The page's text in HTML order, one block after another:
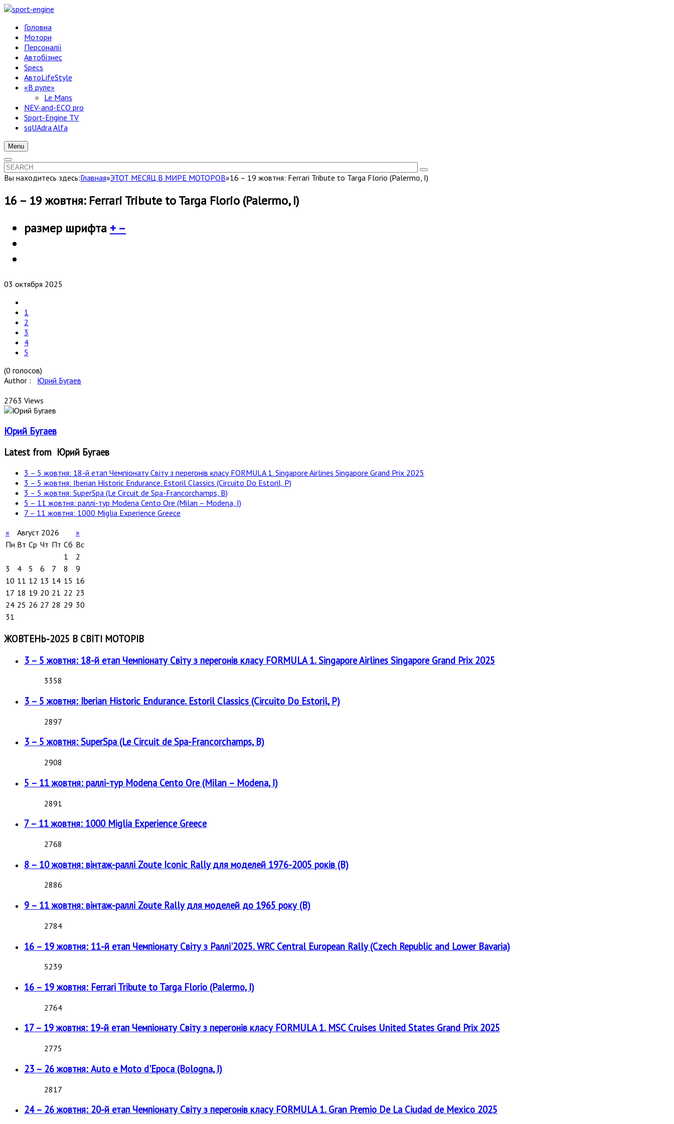
Головна
Мотори
Персоналії
Автобізнес
Specs
АвтоLifeStyle
«В руле»
Le Mans
NEV-and-ECO pro
Sport-Engine TV
sqUAdra Alfa
Menu
Вы находитесь здесь:Главная»ЭТОТ МЕСЯЦ В МИРЕ МОТОРОВ»16 – 19 жовтня: Ferrari Tribute to Targa Florio (Palermo, I)
16 – 19 жовтня: Ferrari Tribute to Targa Florio (Palermo, I)
размер шрифта + –
03 октября 2025
1
2
3
4
5
(0 голосов)
Author : Юрий Бугаев
2763 Views
Юрий Бугаев
Latest from Юрий Бугаев
3 – 5 жовтня: 18-й етап Чемпіонату Світу з перегонів класу FORMULA 1. Singapore Airlines Singapore Grand Prix 2025
3 – 5 жовтня: Iberian Historic Endurance. Estoril Classics (Circuito Do Estoril, P)
3 – 5 жовтня: SuperSpa (Le Circuit de Spa-Francorchamps, B)
5 – 11 жовтня: раллі-тур Modena Cento Ore (Milan – Modena, I)
7 – 11 жовтня: 1000 Miglia Experience Greece
«
Август 2026
»
Пн Вт Ср Чт Пт Сб Вс
1
2
3
4 5 6 7 8
9
10 11 12 13 14 15 16
17 18 19 20 21 22 23
24 25 26 27 28 29 30
31
ЖОВТЕНЬ-2025 В СВІТІ МОТОРІВ
3 – 5 жовтня: 18-й етап Чемпіонату Світу з перегонів класу FORMULA 1. Singapore Airlines Singapore Grand Prix 2025
3358
3 – 5 жовтня: Iberian Historic Endurance. Estoril Classics (Circuito Do Estoril, P)
2897
3 – 5 жовтня: SuperSpa (Le Circuit de Spa-Francorchamps, B)
2908
5 – 11 жовтня: раллі-тур Modena Cento Ore (Milan – Modena, I)
2891
7 – 11 жовтня: 1000 Miglia Experience Greece
2768
8 – 10 жовтня: вінтаж-раллі Zoute Iconic Rally для моделей 1976-2005 років (B)
2886
9 – 11 жовтня: вінтаж-раллі Zoute Rally для моделей до 1965 року (B)
2784
16 – 19 жовтня: 11-й етап Чемпіонату Світу з Раллі'2025. WRC Central European Rally (Czech Republic and Lower Bavaria)
5239
16 – 19 жовтня: Ferrari Tribute to Targa Florio (Palermo, I)
2764
17 – 19 жовтня: 19-й етап Чемпіонату Світу з перегонів класу FORMULA 1. MSC Cruises United States Grand Prix 2025
2775
23 – 26 жовтня: Auto e Moto d'Epoca (Bologna, I)
2817
24 – 26 жовтня: 20-й етап Чемпіонату Світу з перегонів класу FORMULA 1. Gran Premio De La Ciudad de Mexico 2025